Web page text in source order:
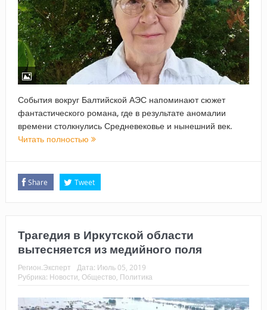
События вокруг Балтийской АЭС напоминают сюжет
фантастического романа, где в результате аномалии
времени столкнулись Средневековье и нынешний век.
Читать полностью
Share Tweet
Трагедия в Иркутской области
вытесняется из медийного поля
Регион.Эксперт Дата: Июль 05, 2019
Рубрика: Новости, Общество, Политика